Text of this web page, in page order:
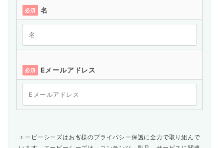
必須 名
必須 Eメールアドレス
エーピーシーズはお客様のプライバシー保護に全力で取り組んで